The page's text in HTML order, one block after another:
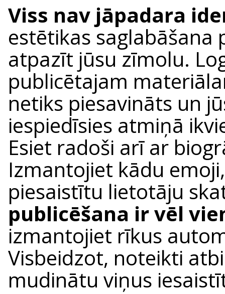
Viss nav jāpadara
estētikas saglabāšana
atpazīt jūsu zīmolu.
publicētajam
netiks piesavināts un
iespiedīsies atmiņā
Esiet radoši arī ar
Izmantojiet kādu
piesaistītu lietotāju
publicēšana ir vēl
izmantojiet rīkus
Visbeidzot, noteikti
mudinātu viņus